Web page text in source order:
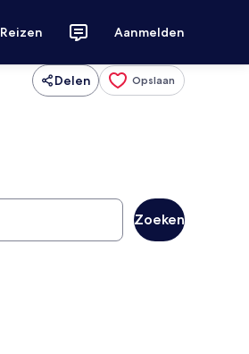
Reizen Aanmelden
Delen Opslaan
Zoeken